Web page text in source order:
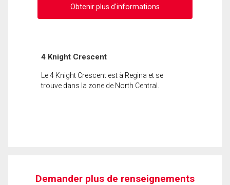
Obtenir plus d'informations
4 Knight Crescent
Le 4 Knight Crescent est à Regina et se
trouve dans la zone de North Central.
Demander plus de renseignements